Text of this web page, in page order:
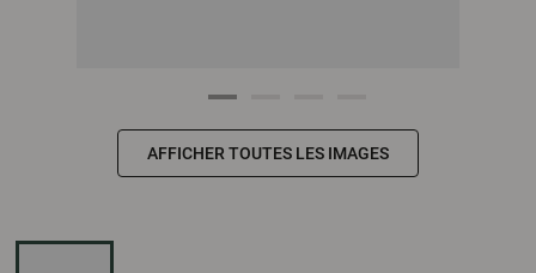
AFFICHER TOUTES LES IMAGES